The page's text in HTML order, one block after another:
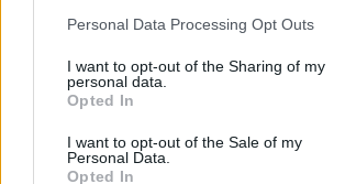
Personal Data Processing Opt Outs
I want to opt-out of the Sharing of my
personal data.
Opted In
I want to opt-out of the Sale of my
Personal Data.
Opted In
ανάρτηση
Βαρύ πένθος για την Ιρένε Τροστ–
Ραγίζουν καρδιές τα λόγια για τον
DPG NETWORK